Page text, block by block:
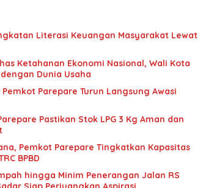
Literasi Keuangan Masyarakat Lewat
Ketahanan Ekonomi Nasional, Wali Kota
Dunia Usaha
Parepare Turun Langsung Awasi
Pastikan Stok LPG 3 Kg Aman dan
Pemkot Parepare Tingkatkan Kapasitas
BPBD
hingga Minim Penerangan Jalan RS